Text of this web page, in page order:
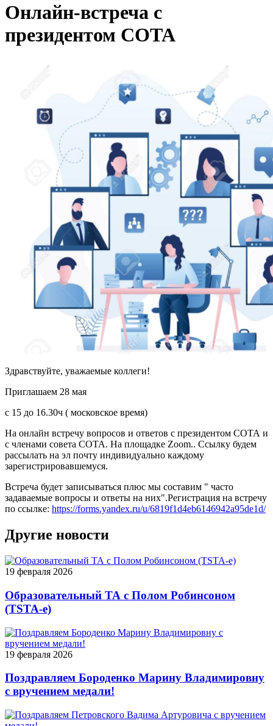
Онлайн-встреча с
президентом СОТА
Здравствуйте, уважаемые коллеги!
Приглашаем 28 мая
с 15 до 16.30ч ( московское время)
На онлайн встречу вопросов и ответов с президентом СОТА и
с членами совета СОТА. На площадке Zoom.. Ссылку будем
рассылать на эл почту индивидуально каждому
зарегистрировавшемуся.
Встреча будет записываться плюс мы составим " часто
задаваемые вопросы и ответы на них".Регистрация на встречу
по ссылке: https://forms.yandex.ru/u/6819f1d4eb6146942a95de1d/
Другие новости
19 февраля 2026
Образовательный ТА с Полом Робинсоном
(TSTA-e)
19 февраля 2026
Поздравляем Бороденко Марину Владимировну
с вручением медали!